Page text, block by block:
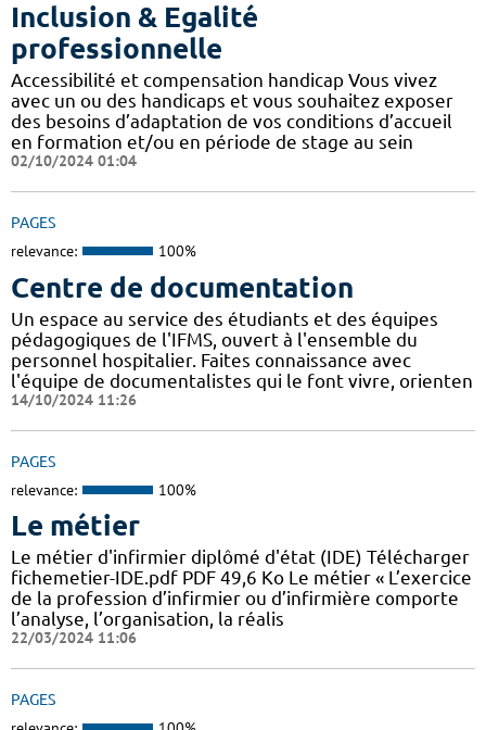
Inclusion & Egalité
professionnelle
Accessibilité et compensation handicap Vous vivez
avec un ou des handicaps et vous souhaitez exposer
des besoins d’adaptation de vos conditions d’accueil
en formation et/ou en période de stage au sein
02/10/2024 01:04
PAGES
relevance: 100%
Centre de documentation
Un espace au service des étudiants et des équipes
pédagogiques de l'IFMS, ouvert à l'ensemble du
personnel hospitalier. Faites connaissance avec
l'équipe de documentalistes qui le font vivre, orienten
14/10/2024 11:26
PAGES
relevance: 100%
Le métier
Le métier d'infirmier diplômé d'état (IDE) Télécharger
fichemetier-IDE.pdf PDF 49,6 Ko Le métier « L’exercice
de la profession d’infirmier ou d’infirmière comporte
l’analyse, l’organisation, la réalis
22/03/2024 11:06
PAGES